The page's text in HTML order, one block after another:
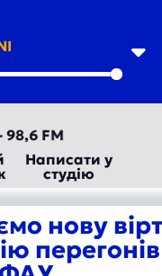
FM
Написати у
студію
нову